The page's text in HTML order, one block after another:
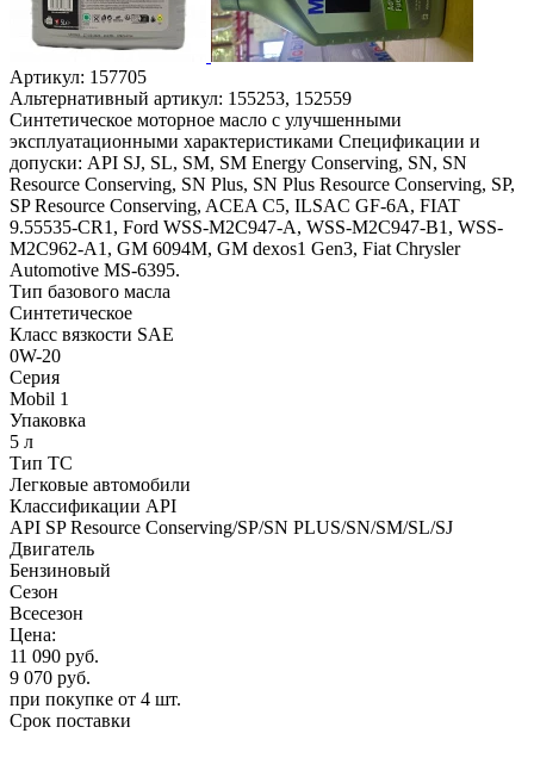
Артикул: 157705
Альтернативный артикул: 155253, 152559
Синтетическое моторное масло с улучшенными
эксплуатационными характеристиками Спецификации и
допуски: API SJ, SL, SM, SM Energy Conserving, SN, SN
Resource Conserving, SN Plus, SN Plus Resource Conserving, SP,
SP Resource Conserving, ACEA C5, ILSAC GF-6A, FIAT
9.55535-CR1, Ford WSS-M2C947-A, WSS-M2C947-B1, WSS-
M2C962-A1, GM 6094M, GM dexos1 Gen3, Fiat Chrysler
Automotive MS-6395.
Тип базового масла
Синтетическое
Класс вязкости SAE
0W-20
Серия
Mobil 1
Упаковка
5 л
Тип ТС
Легковые автомобили
Классификации API
API SP Resource Conserving/SP/SN PLUS/SN/SM/SL/SJ
Двигатель
Бензиновый
Сезон
Всесезон
Цена:
11 090 руб.
9 070 руб.
при покупке от 4 шт.
Срок поставки